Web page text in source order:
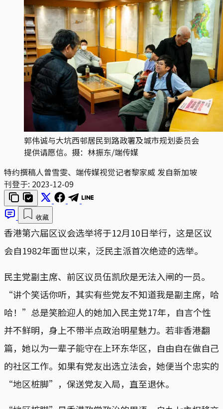
郭伟诚与大坑西邨居民到路政署及城市规划委员会
提供请愿信。摄：林振东/端传媒
特约撰稿人曾雪雯、端传媒视觉记者黎家威 发自新加坡
刊登于: 2023-12-09
收藏
香港第六届区议会选举将于12月10日举行，这是区议
会自1982年面世以来，泛民主派首次绝迹的选举。
民主党副主席、前区议员伍凯欣是无法入闸的一员。
“讲个笑话你听，其实有些党友不知道我是副主席，哈
哈！”总是笑脸迎人的她加入民主党17年，自言个性
并不鲜明，身上不带半点政治明星魅力。若非香港翻
篇，她以为一辈子能守在上环东华区，自由自在做自己
的社区工作。如果有党友出选立法会，她便当个忠实的
“地区桩脚”，保送党友入局，直至退休。